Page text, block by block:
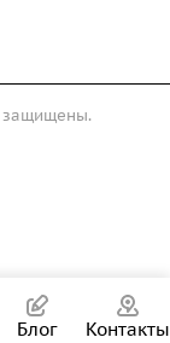
защищены.
Блог Контакты